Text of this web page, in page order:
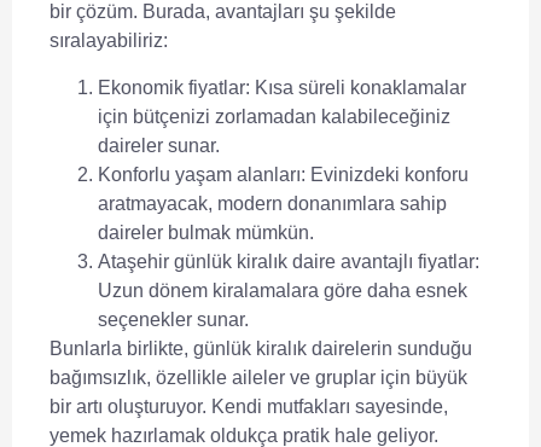
bir çözüm. Burada, avantajları şu şekilde
sıralayabiliriz:
Ekonomik fiyatlar: Kısa süreli konaklamalar
için bütçenizi zorlamadan kalabileceğiniz
daireler sunar.
Konforlu yaşam alanları: Evinizdeki konforu
aratmayacak, modern donanımlara sahip
daireler bulmak mümkün.
Ataşehir günlük kiralık daire avantajlı fiyatlar:
Uzun dönem kiralamalara göre daha esnek
seçenekler sunar.
Bunlarla birlikte, günlük kiralık dairelerin sunduğu
bağımsızlık, özellikle aileler ve gruplar için büyük
bir artı oluşturuyor. Kendi mutfakları sayesinde,
yemek hazırlamak oldukça pratik hale geliyor.